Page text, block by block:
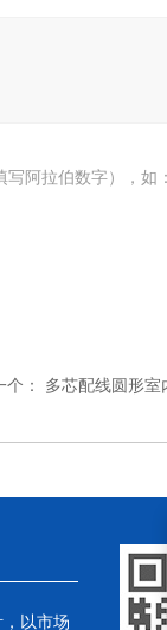
写阿拉伯数字），如
个： 多芯配线圆形室
以市场